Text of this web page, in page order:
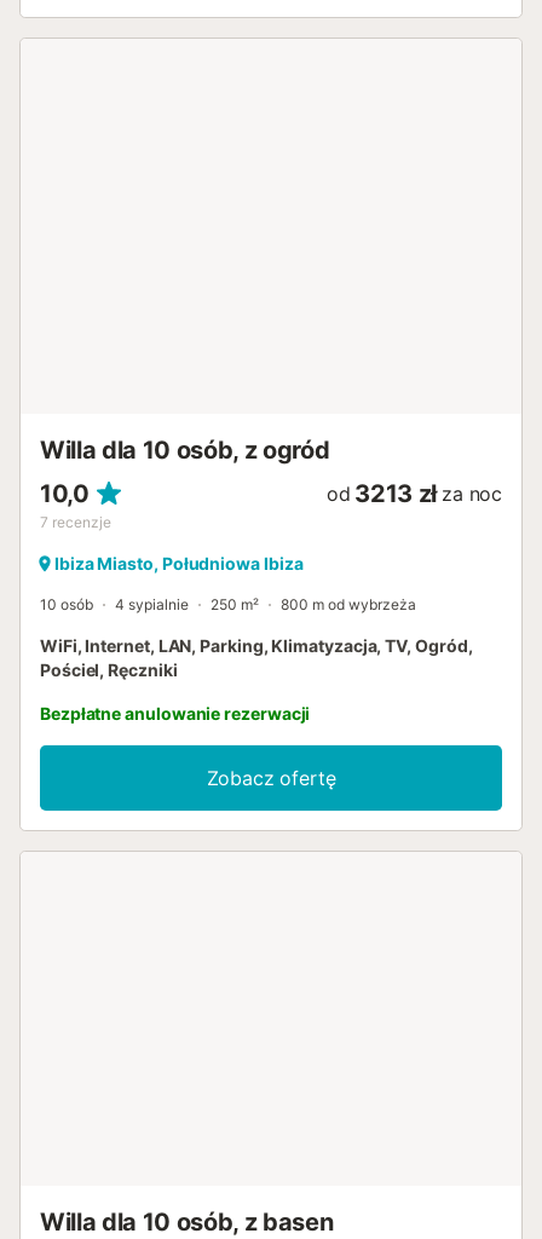
Willa dla 10 osób, z ogród
10,0
7 recenzje
od 3213 zł za noc
Ibiza Miasto, Południowa Ibiza
10 osób 4 sypialnie 250 m² 800 m od wybrzeża
WiFi, Internet, LAN, Parking, Klimatyzacja, TV, Ogród,
Pościel, Ręczniki
Bezpłatne anulowanie rezerwacji
Zobacz ofertę
Willa dla 10 osób, z basen